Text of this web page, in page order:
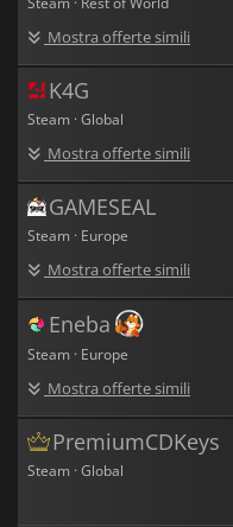
Mostra offerte simili
K4G
Steam · Global
Mostra offerte simili
GAMESEAL
Steam · Europe
Mostra offerte simili
Eneba
Steam · Europe
Mostra offerte simili
PremiumCDKeys
Steam · Global